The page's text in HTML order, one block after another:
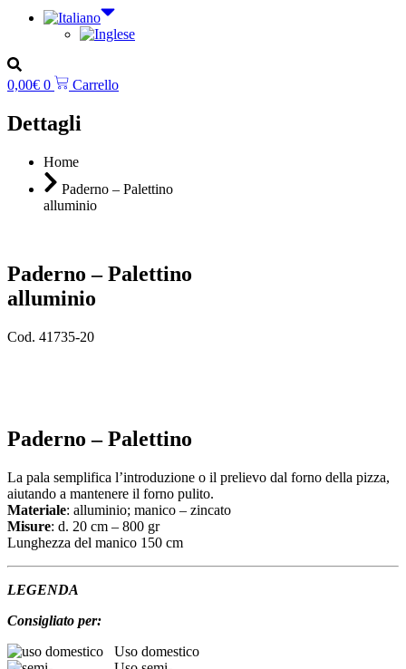
0,00€ 0 Carrello
Dettagli
Home
Paderno – Palettino
alluminio
Paderno – Palettino
alluminio
Cod. 41735-20
Paderno – Palettino
La pala semplifica l’introduzione o il prelievo dal forno della pizza,
aiutando a mantenere il forno pulito.
Materiale: alluminio; manico – zincato
Misure: d. 20 cm – 800 gr
Lunghezza del manico 150 cm
LEGENDA
Consigliato per:
Uso domestico